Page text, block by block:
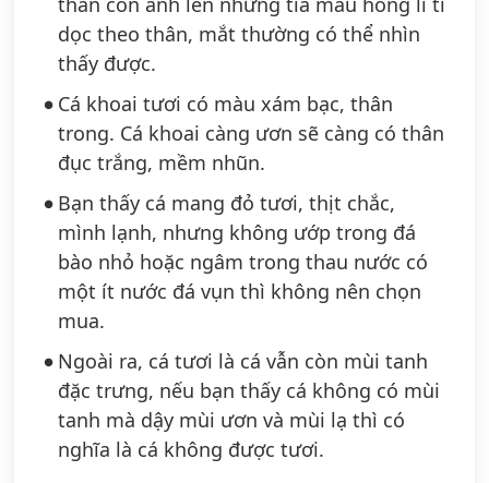
dọc theo thân, mắt thường có thể nhìn
thấy được.
Cá khoai tươi có màu xám bạc, thân
trong. Cá khoai càng ươn sẽ càng có thân
đục trắng, mềm nhũn.
Bạn thấy cá mang đỏ tươi, thịt chắc,
mình lạnh, nhưng không ướp trong đá
bào nhỏ hoặc ngâm trong thau nước có
một ít nước đá vụn thì không nên chọn
mua.
Ngoài ra, cá tươi là cá vẫn còn mùi tanh
đặc trưng, nếu bạn thấy cá không có mùi
tanh mà dậy mùi ươn và mùi lạ thì có
nghĩa là cá không được tươi.